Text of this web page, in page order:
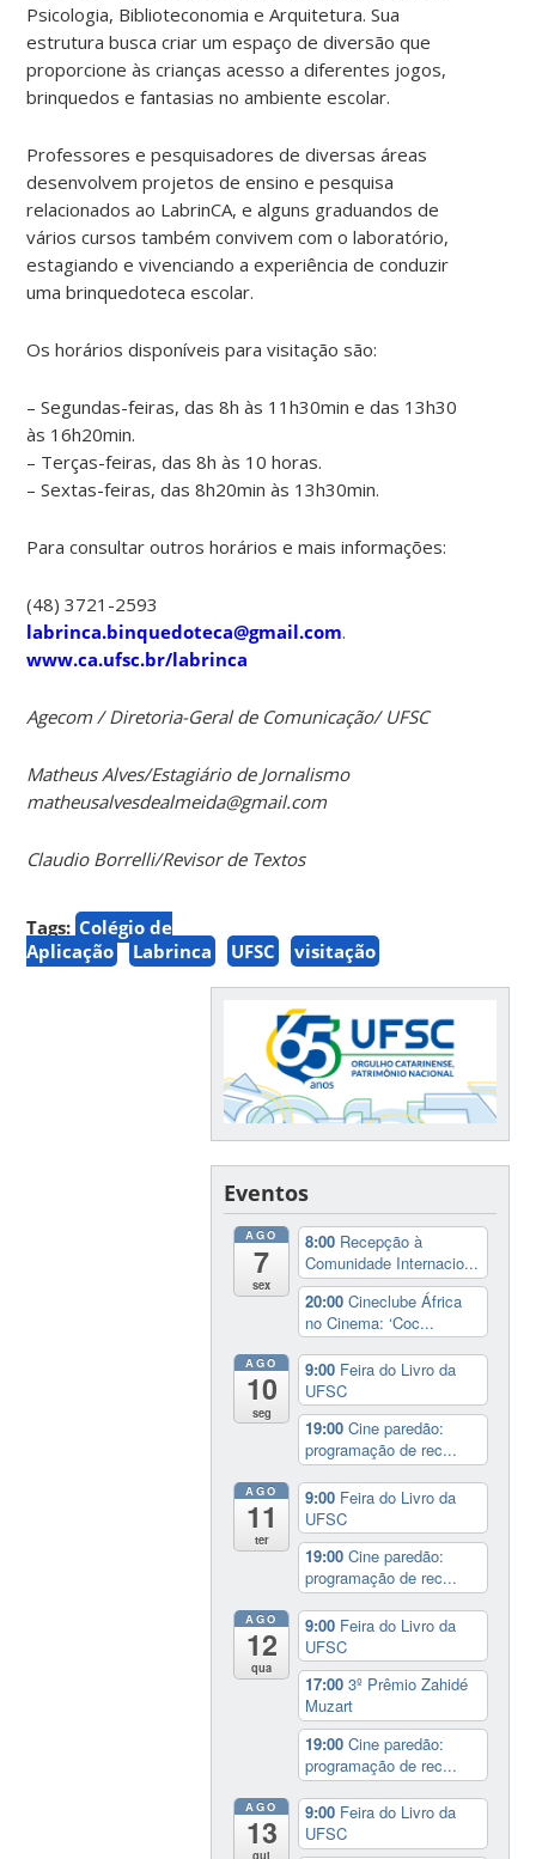
Psicologia, Biblioteconomia e Arquitetura. Sua
estrutura busca criar um espaço de diversão que
proporcione às crianças acesso a diferentes jogos,
brinquedos e fantasias no ambiente escolar.
Professores e pesquisadores de diversas áreas
desenvolvem projetos de ensino e pesquisa
relacionados ao LabrinCA, e alguns graduandos de
vários cursos também convivem com o laboratório,
estagiando e vivenciando a experiência de conduzir
uma brinquedoteca escolar.
Os horários disponíveis para visitação são:
– Segundas-feiras, das 8h às 11h30min e das 13h30
às 16h20min.
– Terças-feiras, das 8h às 10 horas.
– Sextas-feiras, das 8h20min às 13h30min.
Para consultar outros horários e mais informações:
(48) 3721-2593
labrinca.binquedoteca@gmail.com.
www.ca.ufsc.br/labrinca
Agecom / Diretoria-Geral de Comunicação/ UFSC
Matheus Alves/Estagiário de Jornalismo
matheusalvesdealmeida@gmail.com
Claudio Borrelli/Revisor de Textos
Tags: Colégio de
Aplicação
Labrinca UFSC visitação
Eventos
AGO
7
sex
8:00 Recepção à
Comunidade Internacio...
20:00Cineclube África
no Cinema: ‘Coc...
AGO
10
seg
9:00 Feira do Livro da
UFSC
19:00Cine paredão:
programação de rec...
AGO
11
ter
9:00 Feira do Livro da
UFSC
19:00Cine paredão:
programação de rec...
AGO
12
qua
9:00 Feira do Livro da
UFSC
17:003º Prêmio Zahidé
Muzart
19:00Cine paredão:
programação de rec...
AGO
13
qui
9:00 Feira do Livro da
UFSC